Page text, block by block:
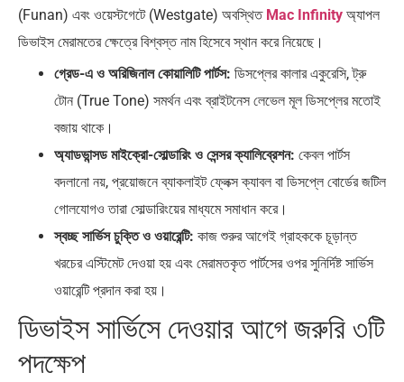
(Funan) এবং ওয়েস্টগেটে (Westgate) অবস্থিত Mac Infinity অ্যাপল
ডিভাইস মেরামতের ক্ষেত্রে বিশ্বস্ত নাম হিসেবে স্থান করে নিয়েছে।
গ্রেড-এ ও অরিজিনাল কোয়ালিটি পার্টস: ডিসপ্লের কালার একুরেসি, ট্রু
টোন (True Tone) সমর্থন এবং ব্রাইটনেস লেভেল মূল ডিসপ্লের মতোই
বজায় থাকে।
অ্যাডভান্সড মাইক্রো-সোল্ডারিং ও সেন্সর ক্যালিব্রেশন: কেবল পার্টস
বদলানো নয়, প্রয়োজনে ব্যাকলাইট ফ্লেক্স ক্যাবল বা ডিসপ্লে বোর্ডের জটিল
গোলযোগও তারা সোল্ডারিংয়ের মাধ্যমে সমাধান করে।
স্বচ্ছ সার্ভিস চুক্তি ও ওয়ারেন্টি: কাজ শুরুর আগেই গ্রাহককে চূড়ান্ত
খরচের এস্টিমেট দেওয়া হয় এবং মেরামতকৃত পার্টসের ওপর সুনির্দিষ্ট সার্ভিস
ওয়ারেন্টি প্রদান করা হয়।
ডিভাইস সার্ভিসে দেওয়ার আগে জরুরি ৩টি
পদক্ষেপ